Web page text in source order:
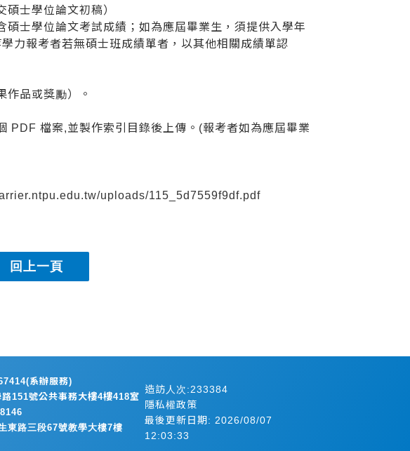
士學位論文初稿）
士學位論文考試成績；如為應屆畢業生，須提供入學年
力報考者若無碩士班成績單者，以其他相關成績單認
作品或獎勵）。
PDF 檔案,並製作索引目錄後上傳。(報考者如為應屆畢業
uploads/115_5d7559f9df.pdf
造訪人次:233384
隱私權政策
最後更新日期: 2026/08/07
12:03:33
系辦服務)
151號公共事務大樓4樓418室
東路三段67號教學大樓7樓